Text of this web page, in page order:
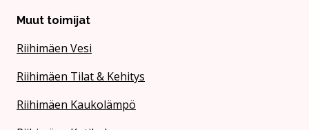
Muut toimijat
Riihimäen Vesi
Riihimäen Tilat & Kehitys
Riihimäen Kaukolämpö